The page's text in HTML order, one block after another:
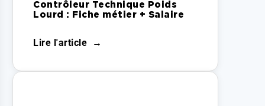
Contrôleur Technique Poids
Lourd : Fiche métier + Salaire
Lire l'article